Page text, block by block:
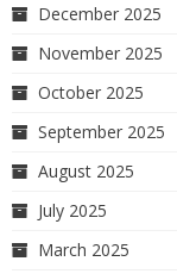
December 2025
November 2025
October 2025
September 2025
August 2025
July 2025
March 2025